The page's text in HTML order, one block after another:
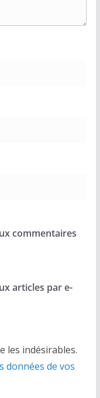
commentaires
articles par e-
les indésirables.
données de vos